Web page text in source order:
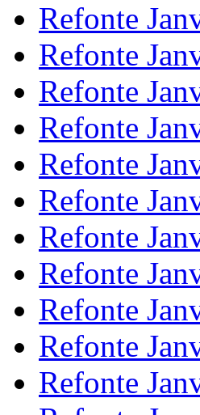
Refonte
Refonte
Refonte
Refonte
Refonte
Refonte
Refonte
Refonte
Refonte
Refonte
Refonte